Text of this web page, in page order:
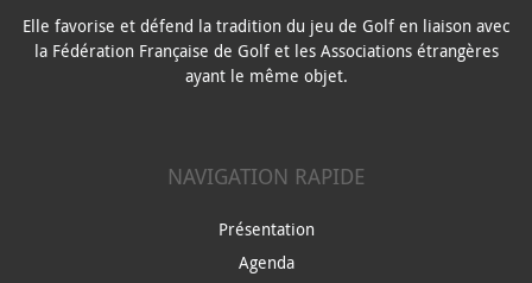
Elle favorise et défend la tradition du jeu de Golf en liaison avec
la Fédération Française de Golf et les Associations étrangères
ayant le même objet.
NAVIGATION RAPIDE
Présentation
Agenda